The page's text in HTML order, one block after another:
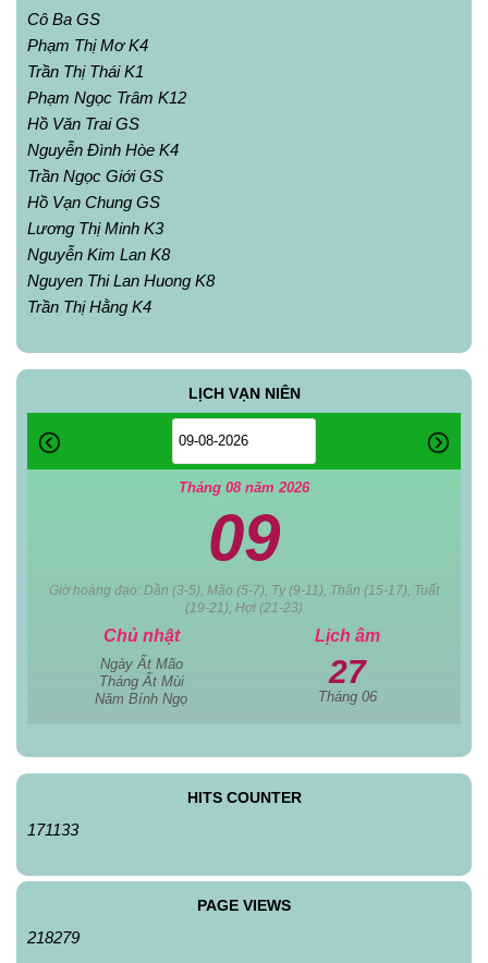
Cô Ba GS
Phạm Thị Mơ K4
Trần Thị Thái K1
Phạm Ngọc Trâm K12
Hồ Văn Trai GS
Nguyễn Đình Hòe K4
Trần Ngọc Giới GS
Hồ Vạn Chung GS
Lương Thị Minh K3
Nguyễn Kim Lan K8
Nguyen Thi Lan Huong K8
Trần Thị Hằng K4
LỊCH VẠN NIÊN
Tháng 08 năm 2026
09
Giờ hoàng đạo: Dần (3-5), Mão (5-7), Tỵ (9-11), Thân (15-17), Tuất
(19-21), Hợi (21-23)
Chủ nhật
Ngày Ất Mão
Tháng Ất Mùi
Năm Bính Ngọ
Lịch âm
27
Tháng 06
HITS COUNTER
171133
PAGE VIEWS
218279